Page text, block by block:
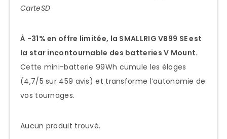
CarteSD
À -31% en offre limitée, la SMALLRIG VB99 SE est
la star incontournable des batteries V Mount.
Cette mini-batterie 99Wh cumule les éloges
(4,7/5 sur 459 avis) et transforme l’autonomie de
vos tournages.
Aucun produit trouvé.